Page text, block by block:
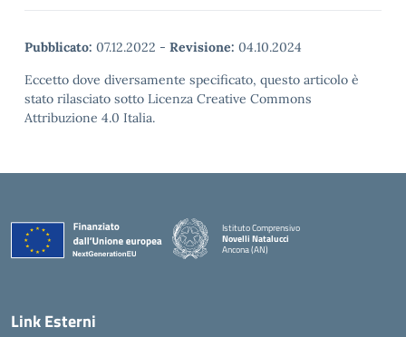
Pubblicato: 07.12.2022 - Revisione: 04.10.2024
Eccetto dove diversamente specificato, questo articolo è
stato rilasciato sotto Licenza Creative Commons
Attribuzione 4.0 Italia.
Istituto Comprensivo
Novelli Natalucci
Ancona (AN)
Link Esterni